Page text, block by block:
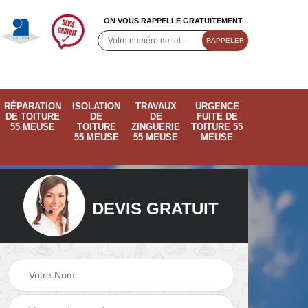
ON VOUS RAPPELLE GRATUITEMENT
RÉPARATION
DE TOITURE
55 MEUSE
ISOLATION
DE
TOITURE
55 MEUSE
TRAVAUX
DE
ZINGUERIE
55 MEUSE
URGENCE
FUITE DE
TOITURE 55
MEUSE
Ramonage de
cheminée 55
DEVIS GRATUIT